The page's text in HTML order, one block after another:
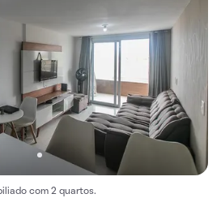
com 2 quartos.